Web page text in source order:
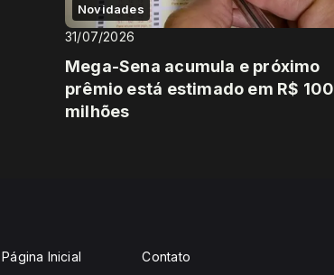
Novidades
31/07/2026
Mega-Sena acumula e próximo
prêmio está estimado em R$ 100
milhões
Página Inicial Contato